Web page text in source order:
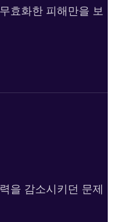
효화한 피해만을 보
을 감소시키던 문제